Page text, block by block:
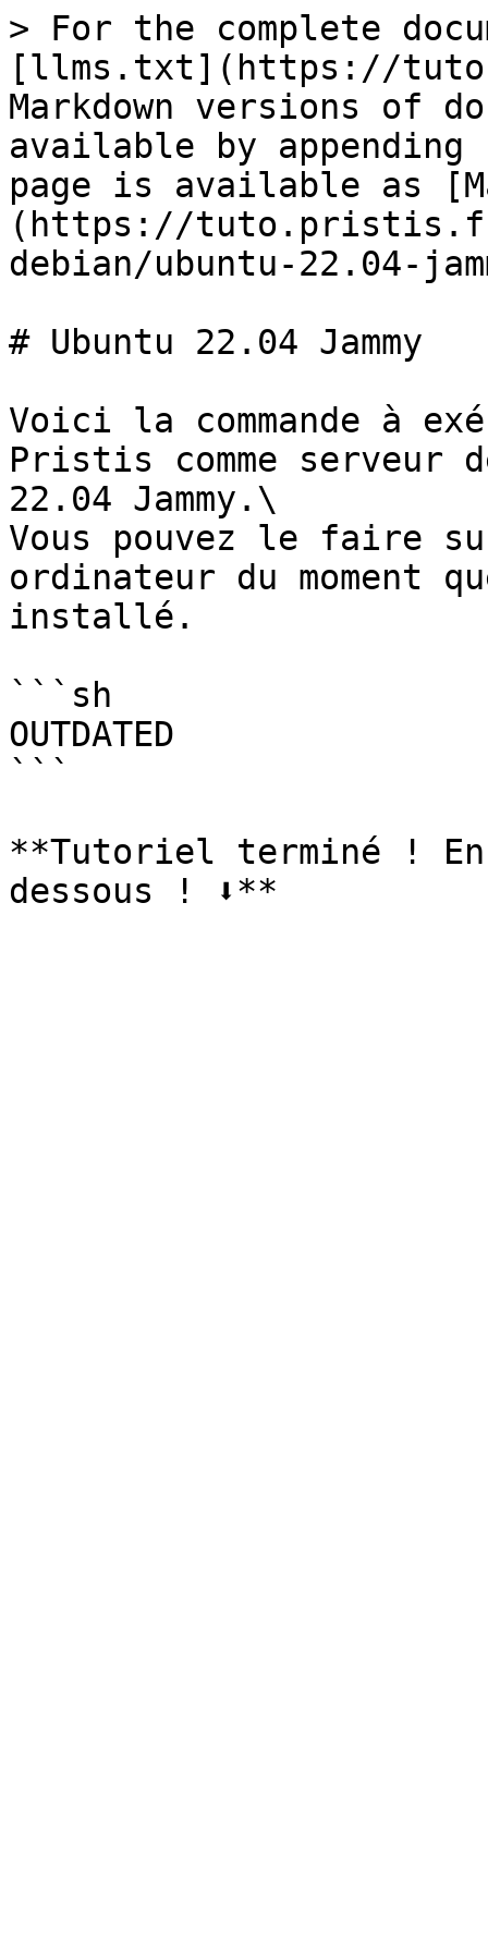
> For the complete
[llms.txt](https://
Markdown versions of
available by
page is available as
(https://
debian/ubuntu-22.04-
# Ubuntu 22.04 Jammy
Voici la commande à
Pristis comme serveur
22.04 Jammy.\
Vous pouvez le faire
ordinateur du moment
installé.
```sh
OUTDATED
```
**Tutoriel terminé !